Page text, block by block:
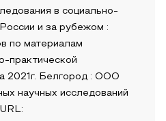
в социально-
и за рубежом :
по материалам
практической
2021г. Белгород : ООО
научных исследований